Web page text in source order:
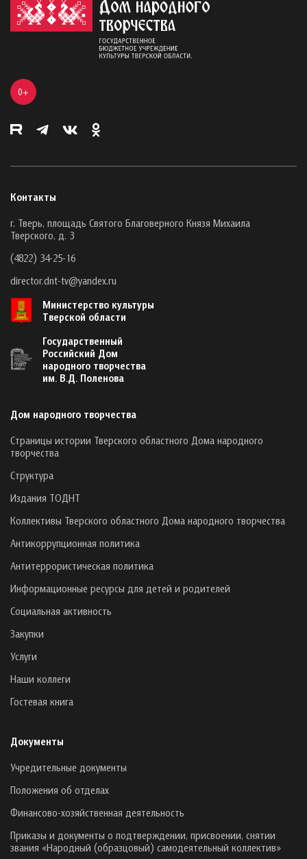
0+
Контакты
г. Тверь, площадь Святого Благоверного Князя Михаила
Тверского, д. 3
(4822) 34-25-16
director.dnt-tv@yandex.ru
Министерство культуры
Тверской области
Государственный
Российский Дом
народного творчества
им. В.Д. Поленова
Дом народного творчества
Страницы истории Тверского областного Дома народного
творчества
Структура
Издания ТОДНТ
Коллективы Тверского областного Дома народного творчества
Антикоррупционная политика
Антитеррористическая политика
Информационные ресурсы для детей и родителей
Социальная активность
Закупки
Услуги
Наши коллеги
Гостевая книга
Документы
Учредительные документы
Положения об отделах
Финансово-хозяйственная деятельность
Приказы и документы о подтверждении, присвоении, снятии
звания «Народный (образцовый) самодеятельный коллектив»